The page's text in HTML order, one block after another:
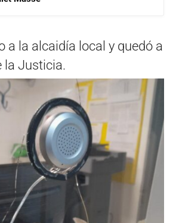
a la alcaidía local y quedó a
la Justicia.